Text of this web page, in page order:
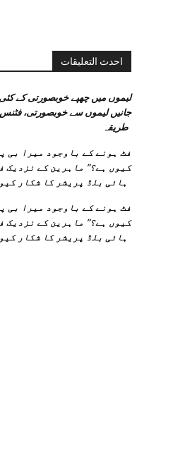
احدث التعليقات
لیموں میں چھپے خوبصورتی کے
جانیں لیموں سے خوبصورتی، فٹنس
طریقہ
کیوں ہے؟” ماہرین کے نزدیک
ہائی بلڈ پریشر کا شکار
کیوں ہے؟” ماہرین کے نزدیک
ہائی بلڈ پریشر کا شکار